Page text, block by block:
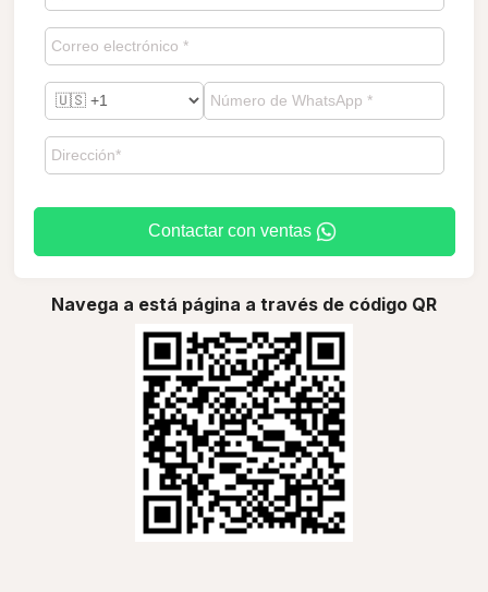
Contactar con ventas
Navega a está página a través de código QR